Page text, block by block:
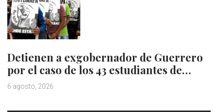
Detienen a exgobernador de Guerrero
por el caso de los 43 estudiantes de…
6 agosto, 2026